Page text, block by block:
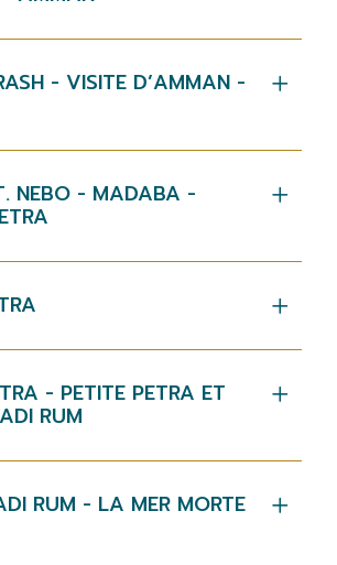
- VISITE D’AMMAN -
NEBO - MADABA -
- PETITE PETRA ET
RUM
RUM - LA MER MORTE